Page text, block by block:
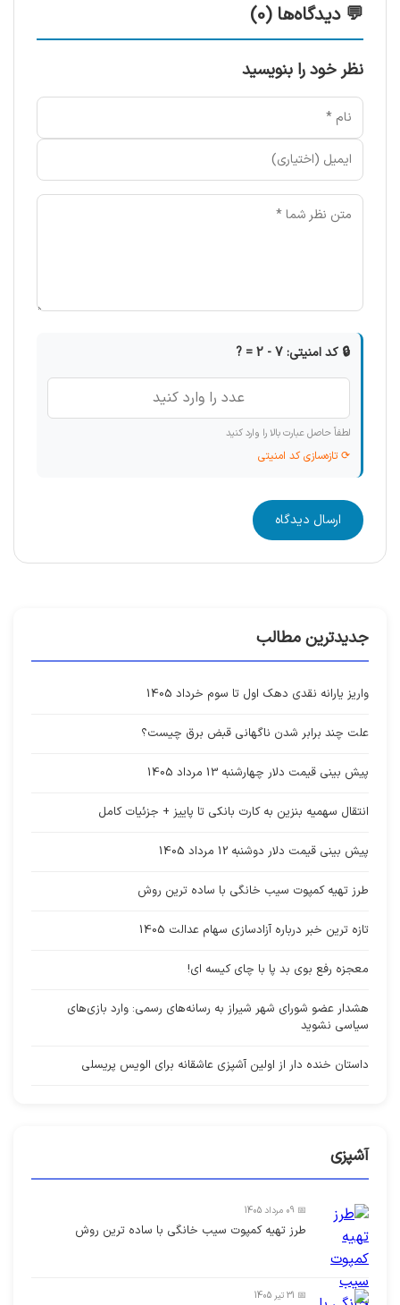
💬 دیدگاه‌ها (0)
نظر خود را بنویسید
🔒 کد امنیتی: 7 - 2 = ?
لطفاً حاصل عبارت بالا را وارد کنید
⟳ تازه‌سازی کد امنیتی
ارسال دیدگاه
جدیدترین مطالب
واریز یارانه نقدی دهک اول تا سوم خرداد 1405
علت چند برابر شدن ناگهانی قبض برق چیست؟
پیش بینی قیمت دلار چهارشنبه 13 مرداد 1405
انتقال سهمیه بنزین به کارت بانکی تا پاییز + جزئیات کامل
پیش بینی قیمت دلار دوشنبه 12 مرداد 1405
طرز تهیه کمپوت سیب خانگی با ساده ترین روش
تازه ترین خبر درباره آزادسازی سهام عدالت 1405
معجزه رفع بوی بد پا با چای کیسه ای!
هشدار عضو شورای شهر شیراز به رسانه‌های رسمی: وارد بازی‌های
سیاسی نشوید
داستان خنده دار از اولین آشپزی عاشقانه برای الویس پریسلی
آشپزی
📅 09 مرداد 1405
طرز تهیه کمپوت سیب خانگی با ساده ترین روش
📅 31 تیر 1405